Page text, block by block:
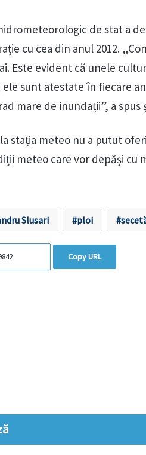
de stat a
cu cea din anul 2012.
Este evident că unele
sunt atestate în fiecare
mare de inundații”, a spus
stația meteo nu a putut
meteo care vor depăși cu
Slusari ploi
Copy URL